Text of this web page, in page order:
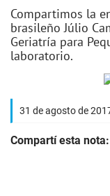
Compartimos la
brasileño Júlio
Geriatría para
laboratorio.
31 de agosto de
Compartí esta nota: